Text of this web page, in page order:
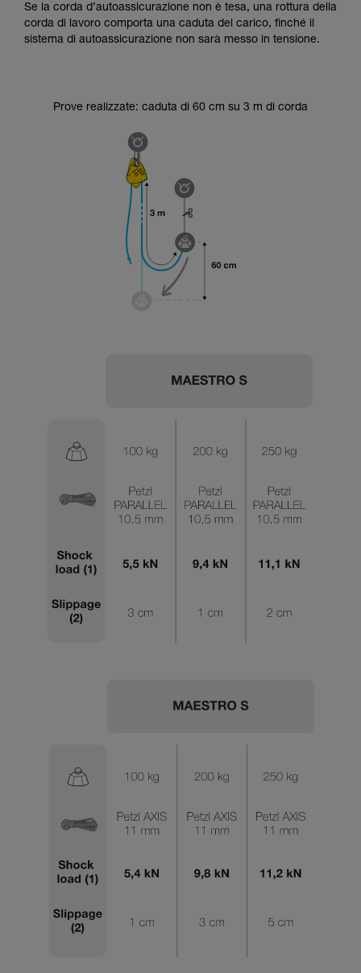
Se la corda d’autoassicurazione non è tesa, una rottura della
corda di lavoro comporta una caduta del carico, finché il
sistema di autoassicurazione non sarà messo in tensione.
Prove realizzate: caduta di 60 cm su 3 m di corda